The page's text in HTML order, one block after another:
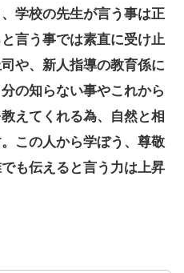
学校の先生が言う事は正
言う事では素直に受け止
や、新人指導の教育係に
の知らない事やこれから
えてくれる為、自然と相
この人から学ぼう、尊敬
も伝えると言う力は上昇